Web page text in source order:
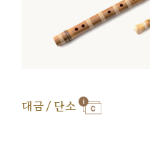
대금 / 단소